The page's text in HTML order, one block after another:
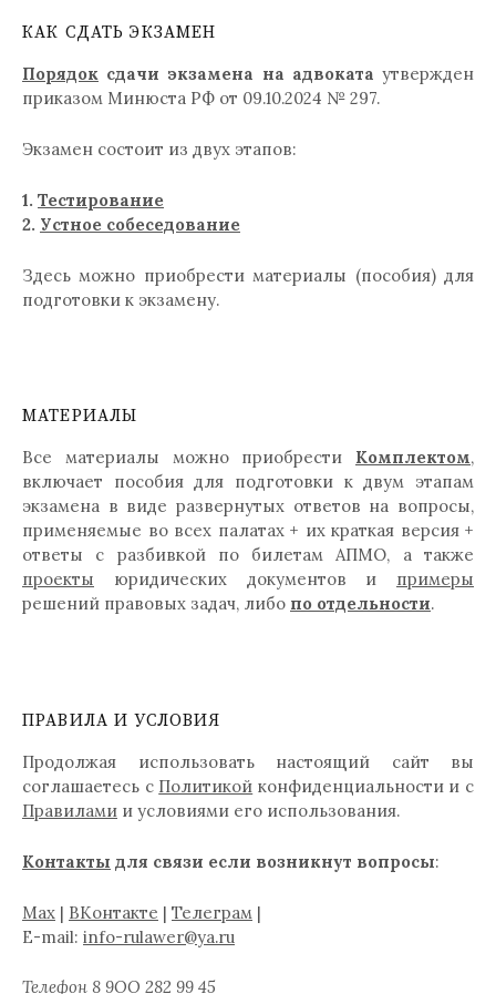
КАК СДАТЬ ЭКЗАМЕН
Порядок сдачи экзамена на адвоката утвержден
приказом Минюста РФ от 09.10.2024 № 297.
Экзамен состоит из двух этапов:
1. Тестирование
2. Устное собеседование
Здесь можно приобрести материалы (пособия) для
подготовки к экзамену.
МАТЕРИАЛЫ
Все материалы можно приобрести Комплектом,
включает пособия для подготовки к двум этапам
экзамена в виде развернутых ответов на вопросы,
применяемые во всех палатах + их краткая версия +
ответы с разбивкой по билетам АПМО, а также
проекты юридических документов и примеры
решений правовых задач, либо по отдельности.
ПРАВИЛА И УСЛОВИЯ
Продолжая использовать настоящий сайт вы
соглашаетесь с Политикой конфиденциальности и с
Правилами и условиями его использования.
Контакты для связи если возникнут вопросы:
Max | ВКонтакте | Телеграм |
E-mail: info-rulawer@ya.ru
Телефон 8 9ОО 282 99 45